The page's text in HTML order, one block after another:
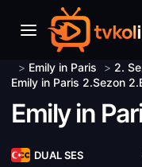
> Emily in Paris > 2.
Emily in Paris 2.Sezon
Emily in
DUAL SES